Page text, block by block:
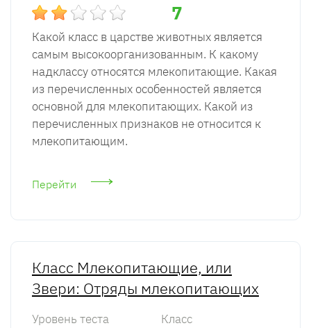
7
Какой класс в царстве животных является
самым высокоорганизованным. К какому
надклассу относятся млекопитающие. Какая
из перечисленных особенностей является
основной для млекопитающих. Какой из
перечисленных признаков не относится к
млекопитающим.
Перейти
Класс Млекопитающие, или
Звери: Отряды млекопитающих
Уровень теста Класс